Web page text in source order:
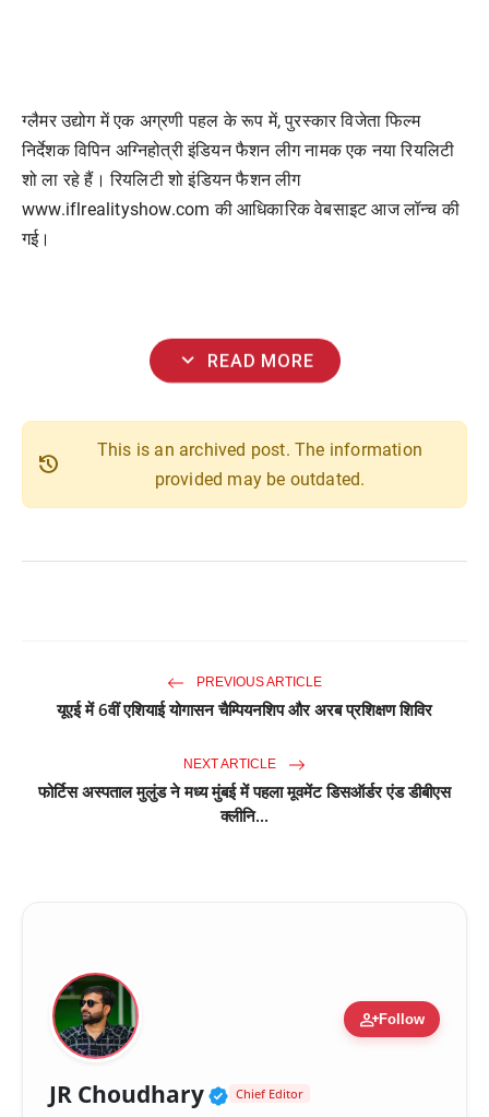
ग्लैमर उद्योग में एक अग्रणी पहल के रूप में, पुरस्कार विजेता फिल्म
निर्देशक विपिन अग्निहोत्री इंडियन फैशन लीग नामक एक नया रियलिटी
शो ला रहे हैं। रियलिटी शो इंडियन फैशन लीग
www.iflrealityshow.com की आधिकारिक वेबसाइट आज लॉन्च की
गई।
expand_more READ MORE
history
This is an archived post. The information
provided may be outdated.
PREVIOUS ARTICLE
यूएई में 6वीं एशियाई योगासन चैम्पियनशिप और अरब प्रशिक्षण शिविर
NEXT ARTICLE
फोर्टिस अस्पताल मुलुंड ने मध्य मुंबई में पहला मूवमेंट डिसऑर्डर एंड डीबीएस
क्लीनि...
person_addFollow
JR Choudhary Verified Public Figure
Chief Editor